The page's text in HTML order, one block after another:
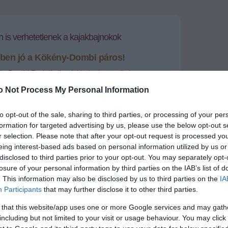
Not Process My Personal Information
opt-out of the sale, sharing to third parties, or processing of your
for targeted advertising by us, please use the below opt-out
selection. Please note that after your opt-out request is processed
interest-based ads based on personal information utilized by us
to third parties prior to your opt-out. You may separately
of your personal information by third parties on the IAB’s list of
This information may also be disclosed by us to third parties on the
Participants that may further disclose it to other third parties.
that this website/app uses one or more Google services and may
but not limited to your visit or usage behaviour. You may
is verhetetlenek a kajakbajnokok
jó a Kökény-Dombi páros!
Dombi Rudolf olimpiai bajnok evezőpáros a
hajtogató-technikájukat, amivel két európai
+ -
és Dombi Rudolf olimpiai aranyérmes kajakpáros
a levegőben is megállja a helyét. A sportolók a
rendhagyó eseményen először papírrepülő-
meg, majd ügyességben és
hajtogatott repülők szinte centiméter
célba, amellyel az olimpiai bajnokok
Ryanair
A sportolók viszont nem gondoltak magukra,